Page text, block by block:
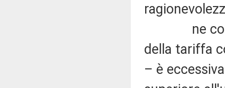
ne
della tariffa
– è